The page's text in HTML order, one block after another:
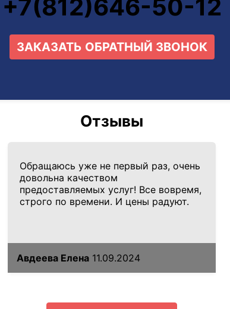
+7(812)646-50-12
ЗАКАЗАТЬ ОБРАТНЫЙ ЗВОНОК
Отзывы
Обращаюсь уже не первый раз, очень
довольна качеством
предоставляемых услуг! Все вовремя,
строго по времени. И цены радуют.
Авдеева Елена 11.09.2024